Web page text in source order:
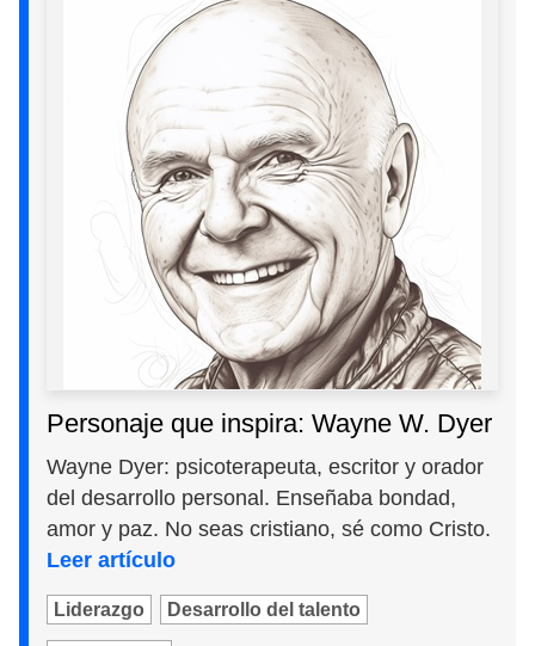
Personaje que inspira: Wayne W. Dyer
Wayne Dyer: psicoterapeuta, escritor y orador
del desarrollo personal. Enseñaba bondad,
amor y paz. No seas cristiano, sé como Cristo.
Leer artículo
Liderazgo Desarrollo del talento